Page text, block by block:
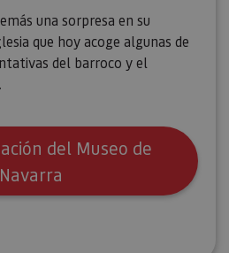
una sorpresa en su
que hoy acoge algunas de
del barroco y el
del Museo de
Navarra